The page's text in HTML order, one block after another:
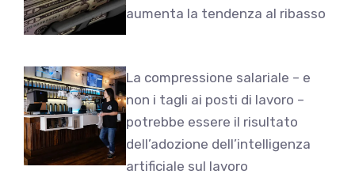
aumenta la tendenza al ribasso
La compressione salariale – e
non i tagli ai posti di lavoro –
potrebbe essere il risultato
dell’adozione dell’intelligenza
artificiale sul lavoro